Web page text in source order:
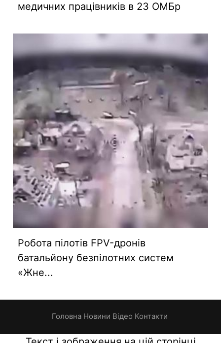
медичних працівників в 23 ОМБр
Робота пілотів FPV-дронів
батальйону безпілотних систем
«Жне...
Головна Новини Відео Контакти